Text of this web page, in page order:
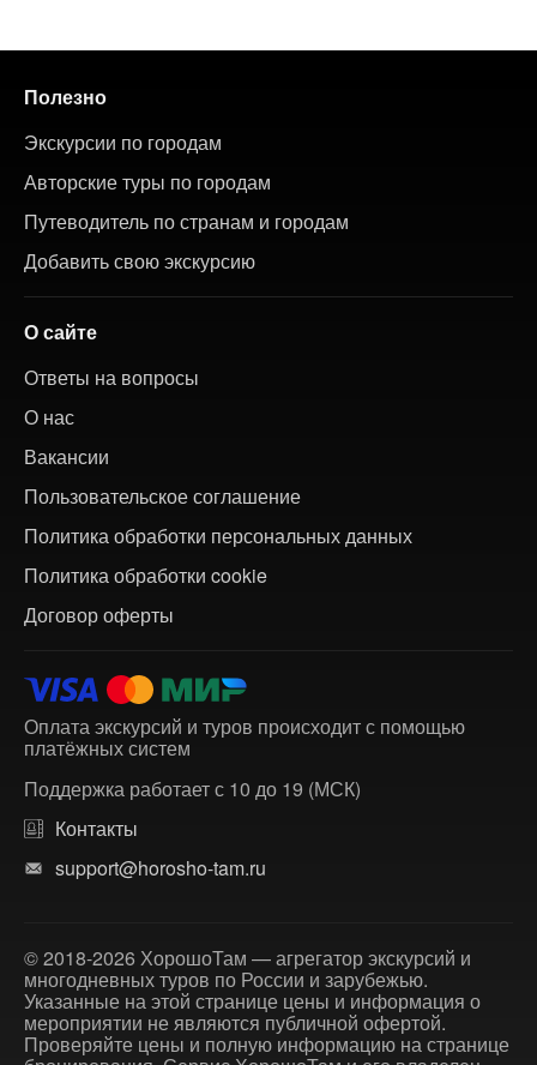
Полезно
Экскурсии по городам
Авторские туры по городам
Путеводитель по странам и городам
Добавить свою экскурсию
О сайте
Ответы на вопросы
О нас
Вакансии
Пользовательское соглашение
Политика обработки персональных данных
Политика обработки cookie
Договор оферты
Оплата экскурсий и туров происходит с помощью
платёжных систем
Поддержка работает с 10 до 19 (МСК)
Контакты
support@horosho-tam.ru
© 2018-2026 ХорошоТам — агрегатор экскурсий и
многодневных туров по России и зарубежью.
Указанные на этой странице цены и информация о
мероприятии не являются публичной офертой.
Проверяйте цены и полную информацию на странице